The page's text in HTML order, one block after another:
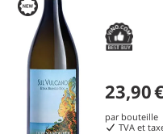
23,90
par bouteille
TVA et